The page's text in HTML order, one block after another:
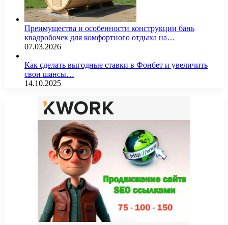
Преимущества и особенности конструкции бань
квадробочек для комфортного отдыха на…
07.03.2026
Как сделать выгодные ставки в Фонбет и увеличить
свои шансы…
14.10.2025